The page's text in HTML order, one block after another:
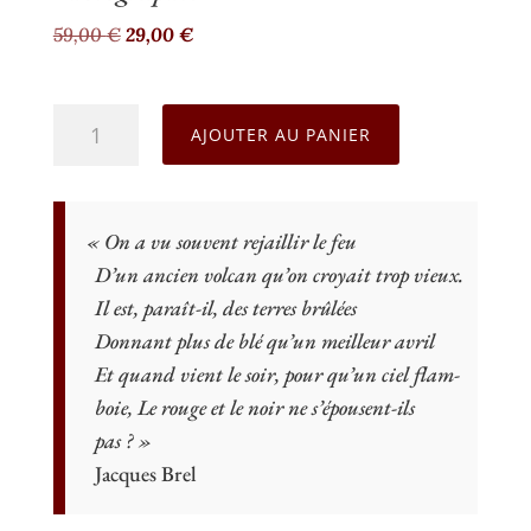
59,00€ Le
initial
59,00 €.
29,00 €Le
actuel
est :
29,00 €.
AJOUTER AU PANIER
«On a vu sou­vent rejaillir le feu
D’un ancien vol­can qu’on croyait trop vieux.
Il est, paraît-il, des terres brûlées
Don­nant plus de blé qu’un meilleur avril
Et quand vient le soir, pour qu’un ciel flam­
boie, Le rouge et le noir ne s’épousent-ils
pas ? »
Jacques Brel